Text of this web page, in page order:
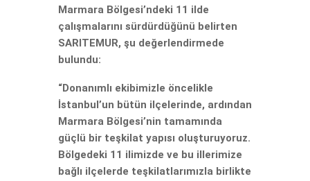
Marmara Bölgesi’ndeki 11 ilde
çalışmalarını sürdürdüğünü belirten
SARITEMUR, şu değerlendirmede
bulundu:
“Donanımlı ekibimizle öncelikle
İstanbul’un bütün ilçelerinde, ardından
Marmara Bölgesi’nin tamamında
güçlü bir teşkilat yapısı oluşturuyoruz.
Bölgedeki 11 ilimizde ve bu illerimize
bağlı ilçelerde teşkilatlarımızla birlikte